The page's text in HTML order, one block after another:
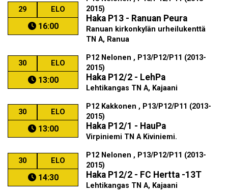
29 ELO
16:00
2015)
Haka P13 - Ranuan Peura
Ranuan kirkonkylän urheilukenttä
TN A, Ranua
30 ELO
13:00
P12 Nelonen , P13/P12/P11 (2013-
2015)
Haka P12/2 - LehPa
Lehtikangas TN A, Kajaani
30 ELO
13:00
P12 Kakkonen , P13/P12/P11 (2013-
2015)
Haka P12/1 - HauPa
Virpiniemi TN A Kiviniemi.
30 ELO
14:30
P12 Nelonen , P13/P12/P11 (2013-
2015)
Haka P12/2 - FC Hertta -13T
Lehtikangas TN A, Kajaani